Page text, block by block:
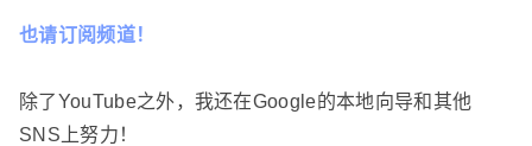
也请订阅频道！
除了YouTube之外，我还在Google的本地向导和其他
SNS上努力！